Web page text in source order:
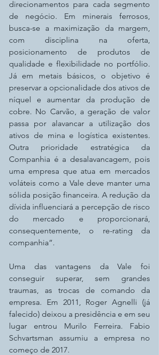
direcionamentos para cada segmento
de negócio. Em minerais ferrosos,
busca-se a maximização da margem,
com disciplina na oferta,
posicionamento de produtos de
qualidade e flexibilidade no portfólio.
Já em metais básicos, o objetivo é
preservar a opcionalidade dos ativos de
níquel e aumentar da produção de
cobre. No Carvão, a geração de valor
passa por alavancar a utilização dos
ativos de mina e logística existentes.
Outra prioridade estratégica da
Companhia é a desalavancagem, pois
uma empresa que atua em mercados
voláteis como a Vale deve manter uma
sólida posição financeira. A redução da
dívida influenciará a percepção de risco
do mercado e proporcionará,
consequentemente, o re-rating da
companhia”.
Uma das vantagens da Vale foi
conseguir superar, sem grandes
traumas, as trocas de comando da
empresa. Em 2011, Roger Agnelli (já
falecido) deixou a presidência e em seu
lugar entrou Murilo Ferreira. Fabio
Schvartsman assumiu a empresa no
começo de 2017.